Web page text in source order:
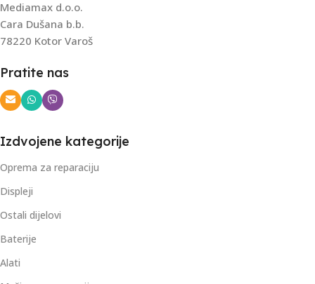
Mediamax d.o.o.
Cara Dušana b.b.
78220 Kotor Varoš
Pratite nas
Izdvojene kategorije
Oprema za reparaciju
Displeji
Ostali dijelovi
Baterije
Alati